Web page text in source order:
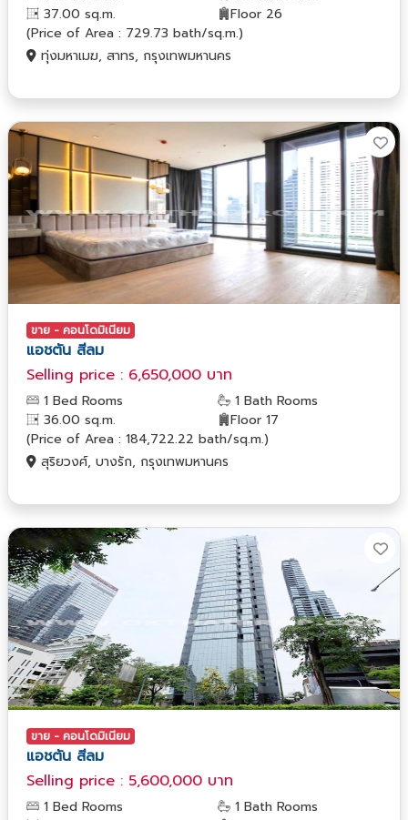
37.00 sq.m.
Floor 26
(Price of Area : 729.73 bath/sq.m.)
ทุ่งมหาเมฆ, สาทร, กรุงเทพมหานคร
ขาย - คอนโดมิเนียม
แอชตัน สีลม
Selling price : 6,650,000 บาท
1 Bed Rooms
1 Bath Rooms
36.00 sq.m.
Floor 17
(Price of Area : 184,722.22 bath/sq.m.)
สุริยวงศ์, บางรัก, กรุงเทพมหานคร
ขาย - คอนโดมิเนียม
แอชตัน สีลม
Selling price : 5,600,000 บาท
1 Bed Rooms
1 Bath Rooms